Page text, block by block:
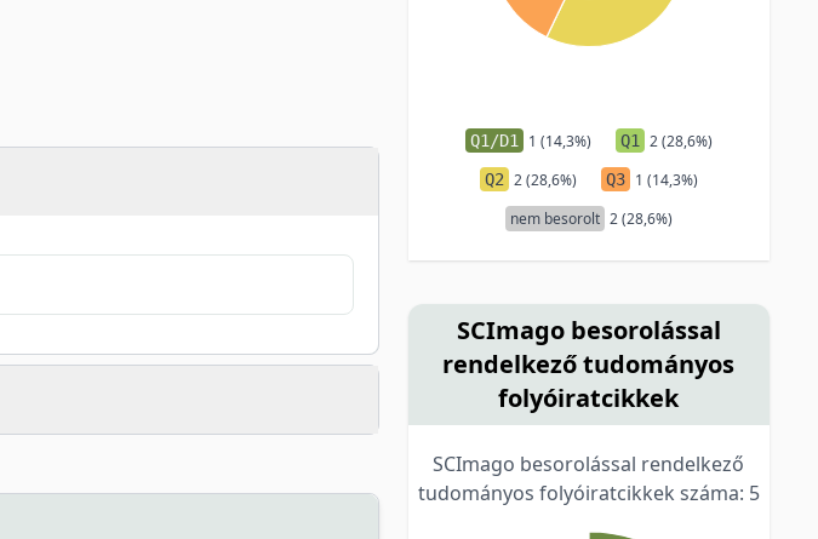
Q1/D1 1 (14,3%) Q1 2 (28,6%)
Q2 2 (28,6%) Q3 1 (14,3%)
nem besorolt 2 (28,6%)
SCImago besorolással
rendelkező tudományos
folyóiratcikkek
SCImago besorolással rendelkező
tudományos folyóiratcikkek száma: 5